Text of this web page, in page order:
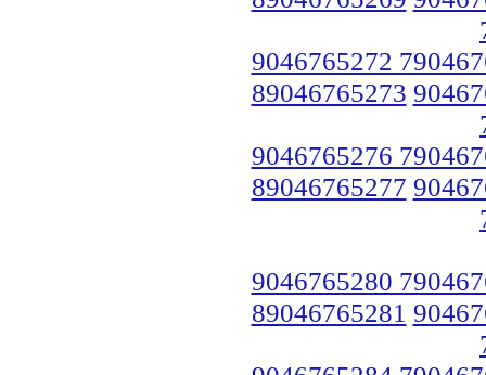
9046765272
89046765273
9046765276
89046765277
9046765280
89046765281